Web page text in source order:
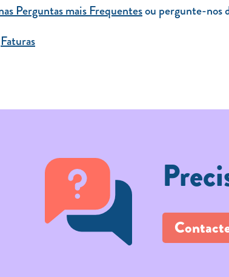
Perguntas mais Frequentesou pergunte-nos
Faturas